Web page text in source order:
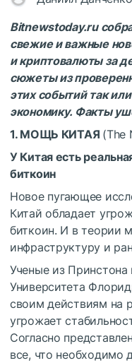
Bitnewstoday.ru
свежие и важные
и криптовалюты за
сюжеты из
этих событий так
экономику. Факты
1. МОЩЬ КИТАЯ (The
У Китая есть
биткоин
Новое пугающее
Китай обладает
биткоин. И в теории
инфраструктуру и
Ученые из
Университета
своим действиям на
угрожает
Согласно
все, что необходимо